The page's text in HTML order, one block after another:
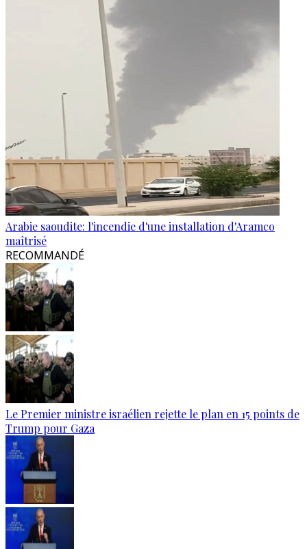
Arabie saoudite: l'incendie d'une installation d'Aramco
maîtrisé
RECOMMANDÉ
Le Premier ministre israélien rejette le plan en 15 points de
Trump pour Gaza